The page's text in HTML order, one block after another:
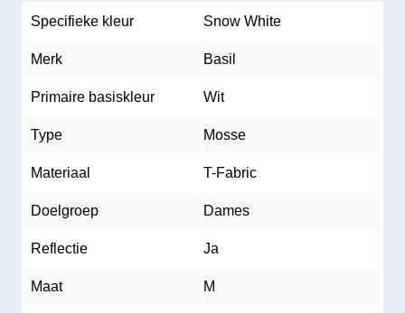
Specifieke kleur Snow White
Merk Basil
Primaire basiskleur Wit
Type Mosse
Materiaal T-Fabric
Doelgroep Dames
Reflectie Ja
Maat M